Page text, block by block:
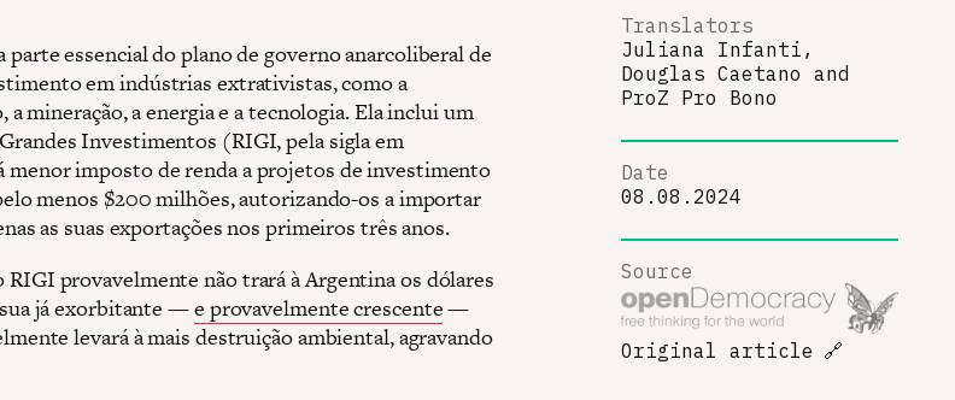
essencial do plano de governo anarcoliberal de
em indústrias extrativistas, como a
mineração, a energia e a tecnologia. Ela inclui um
Investimentos (RIGI, pela sigla em
menor imposto de renda a projetos de investimento
menos $200 milhões, autorizando-os a importar
as suas exportações nos primeiros três anos.
RIGI provavelmente não trará à Argentina os dólares
sua já exorbitante —e provavelmente crescente—
levará à mais destruição ambiental, agravando
Translators
Juliana Infanti,
Douglas Caetano and
ProZ Pro Bono
Date
08.08.2024
Source
Original article 🔗